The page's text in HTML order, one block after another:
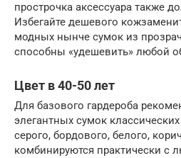
прострочка аксессуара также
Избегайте дешевого
модных нынче сумок из
способны «удешевить» любой
Цвет в 40-50 лет
Для базового гардероба
элегантных сумок
серого, бордового, белого,
комбинируются практически с